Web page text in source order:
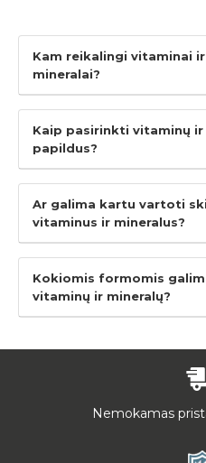
Kam reikalingi vitaminai ir
mineralai?
Kaip pasirinkti vitaminų ir
papildus?
Ar galima kartu vartoti
vitaminus ir mineralus?
Kokiomis formomis
vitaminų ir mineralų?
Nemokamas